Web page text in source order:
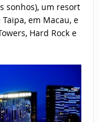
sonhos), um resort
em Macau, e
Hard Rock e